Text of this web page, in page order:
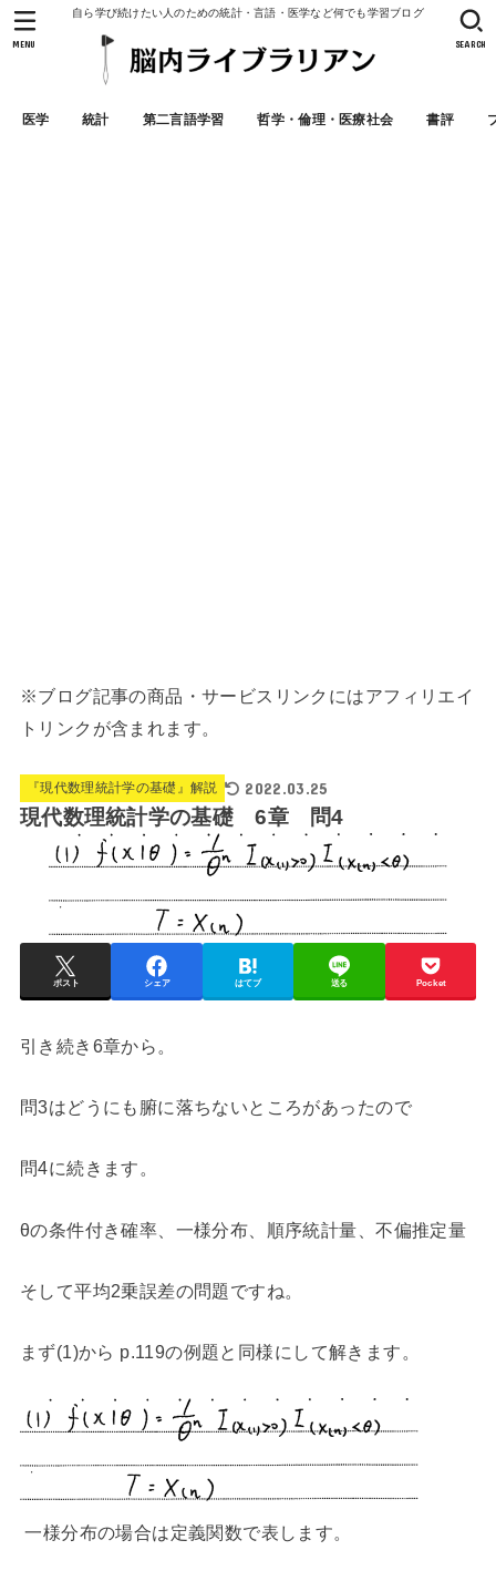
自ら学び続けたい人のための統計・言語・医学など何でも学習ブログ
医学 統計 第二言語学習 哲学・倫理・医療社会 書評
SEARCH
MENU
※ブログ記事の商品・サービスリンクにはアフィリエイ
トリンクが含まれます。
『現代数理統計学の基礎』解説 2022.03.25
現代数理統計学の基礎 6章 問4
ポスト シェア はてブ 送る Pocket
引き続き6章から。
問3はどうにも腑に落ちないところがあったので
問4に続きます。
θの条件付き確率、一様分布、順序統計量、不偏推定量
そして平均2乗誤差の問題ですね。
まず(1)から p.119の例題と同様にして解きます。
一様分布の場合は定義関数で表します。